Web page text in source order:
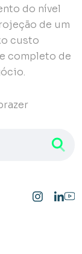
do nível
de um
custo
completo de